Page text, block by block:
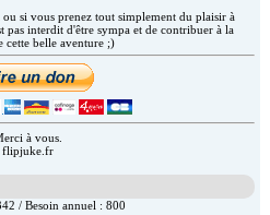
si vous prenez tout simplement du plaisir à
pas interdit d'être sympa et de contribuer à la
cette belle aventure ;)
à vous.
flipjuke.fr
/ Besoin annuel : 800